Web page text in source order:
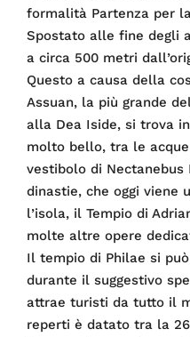
formalità Partenza per
Spostato alle fine degli
a circa 500 metri
Questo a causa della
Assuan, la più grande
alla Dea Iside, si trova
molto bello, tra le
vestibolo di
dinastie, che oggi viene
l’isola, il Tempio di
molte altre opere
Il tempio di Philae si
durante il suggestivo
attrae turisti da tutto il
reperti è datato tra la